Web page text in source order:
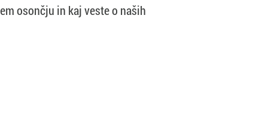
osončju in kaj veste o naših